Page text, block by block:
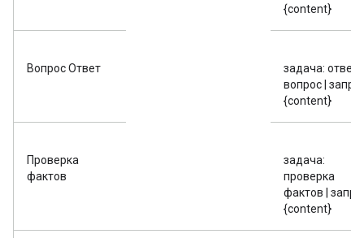
{content}
Вопрос Ответ
задача: ответ
вопрос |
{content}
Проверка
фактов
задача:
проверка
фактов |
{content}